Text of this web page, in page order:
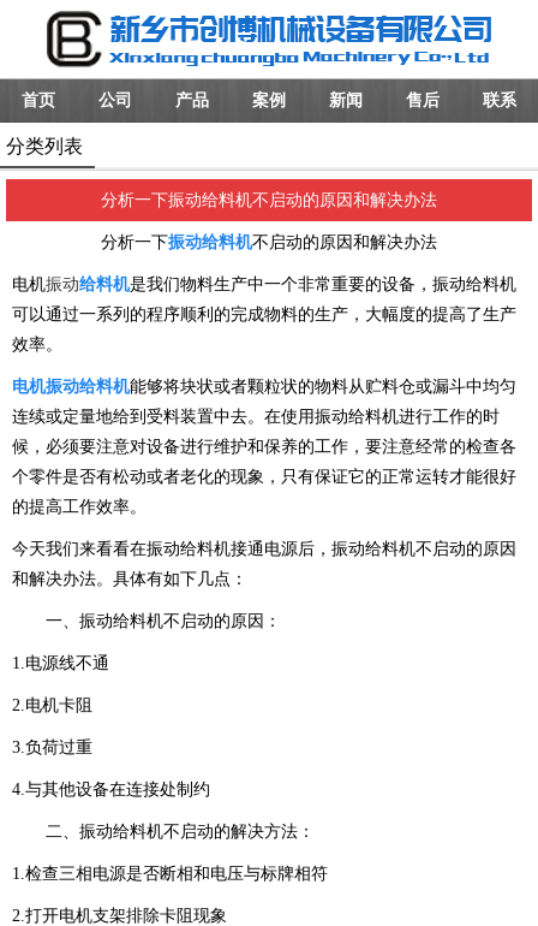
首页 公司 产品 案例 新闻 售后 联系
分类列表
分析一下振动给料机不启动的原因和解决办法
分析一下振动给料机不启动的原因和解决办法
电机振动给料机是我们物料生产中一个非常重要的设备，振动给料机
可以通过一系列的程序顺利的完成物料的生产，大幅度的提高了生产
效率。
电机振动给料机能够将块状或者颗粒状的物料从贮料仓或漏斗中均匀
连续或定量地给到受料装置中去。在使用振动给料机进行工作的时
候，必须要注意对设备进行维护和保养的工作，要注意经常的检查各
个零件是否有松动或者老化的现象，只有保证它的正常运转才能很好
的提高工作效率。
今天我们来看看在振动给料机接通电源后，振动给料机不启动的原因
和解决办法。具体有如下几点：
一、振动给料机不启动的原因：
1.电源线不通
2.电机卡阻
3.负荷过重
4.与其他设备在连接处制约
二、振动给料机不启动的解决方法：
1.检查三相电源是否断相和电压与标牌相符
2.打开电机支架排除卡阻现象